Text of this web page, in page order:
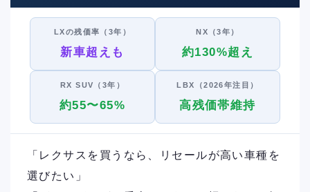
LXの残価率（3年）
新車超えも
NX（3年）
約130%超え
RX SUV（3年）
約55〜65%
LBX（2026年注目）
高残価帯維持
「レクサスを買うなら、リセールが高い車種を
選びたい」